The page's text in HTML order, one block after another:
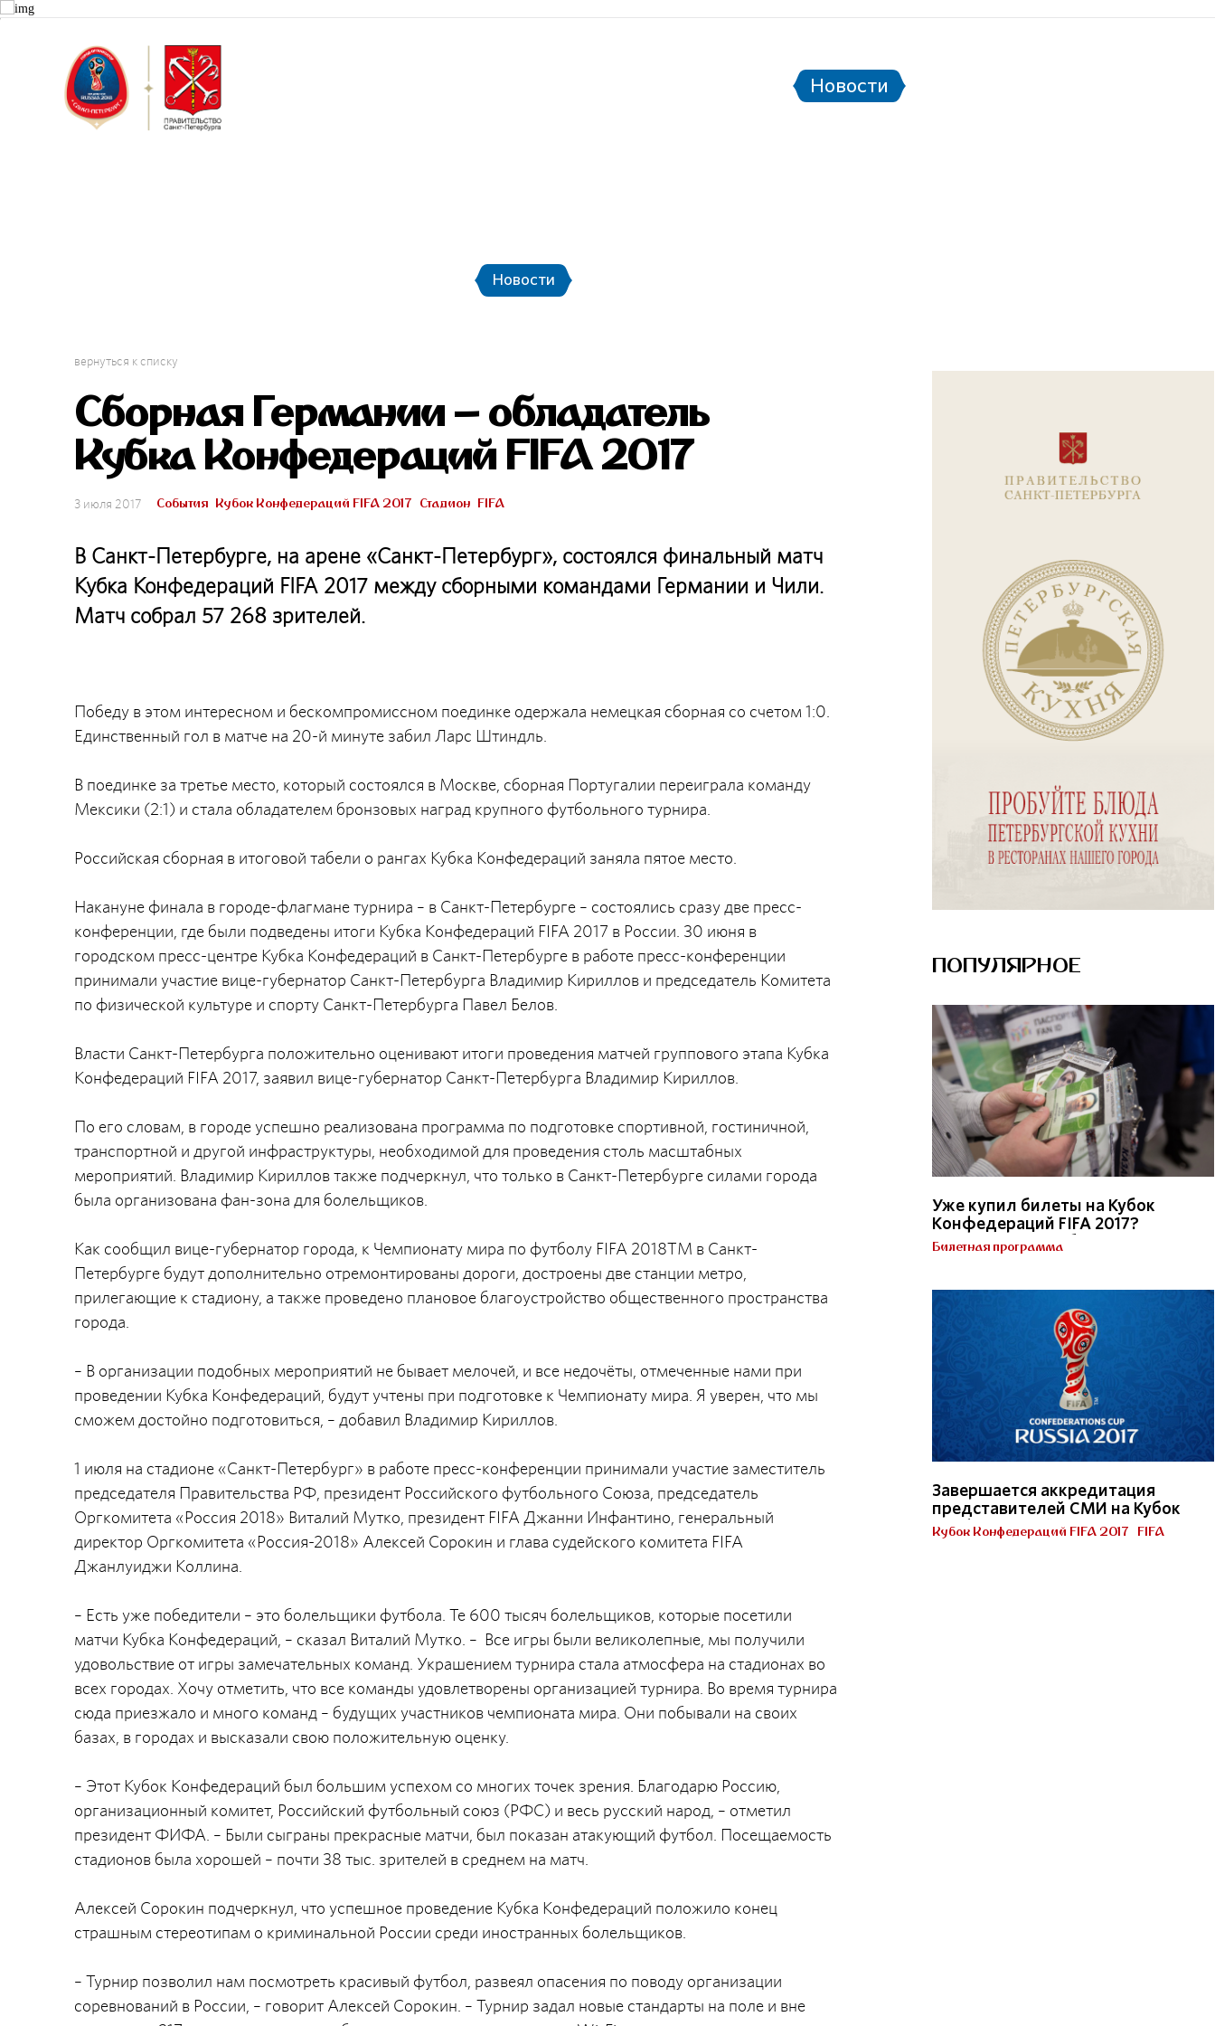
Новости
Новости
вернуться к списку
Сборная Германии – обладатель
Кубка Конфедераций FIFA 2017
3 июля 2017 События Кубок Конфедераций FIFA 2017 Стадион FIFA
В Санкт-Петербурге, на арене «Санкт-Петербург», состоялся финальный матч
Кубка Конфедераций FIFA 2017 между сборными командами Германии и Чили.
Матч собрал 57 268 зрителей.
Победу в этом интересном и бескомпромиссном поединке одержала немецкая сборная со счетом 1:0.
Единственный гол в матче на 20-й минуте забил Ларс Штиндль.
В поединке за третье место, который состоялся в Москве, сборная Португалии переиграла команду
Мексики (2:1) и стала обладателем бронзовых наград крупного футбольного турнира.
Российская сборная в итоговой табели о рангах Кубка Конфедераций заняла пятое место.
Накануне финала в городе-флагмане турнира – в Санкт-Петербурге – состоялись сразу две пресс-
конференции, где были подведены итоги Кубка Конфедераций FIFA 2017 в России. 30 июня в
городском пресс-центре Кубка Конфедераций в Санкт-Петербурге в работе пресс-конференции
принимали участие вице-губернатор Санкт-Петербурга Владимир Кириллов и председатель Комитета
по физической культуре и спорту Санкт-Петербурга Павел Белов.
Власти Санкт-Петербурга положительно оценивают итоги проведения матчей группового этапа Кубка
Конфедераций FIFA 2017, заявил вице-губернатор Санкт-Петербурга Владимир Кириллов.
По его словам, в городе успешно реализована программа по подготовке спортивной, гостиничной,
транспортной и другой инфраструктуры, необходимой для проведения столь масштабных
мероприятий. Владимир Кириллов также подчеркнул, что только в Санкт-Петербурге силами города
была организована фан-зона для болельщиков.
Как сообщил вице-губернатор города, к Чемпионату мира по футболу FIFA 2018TM в Санкт-
Петербурге будут дополнительно отремонтированы дороги, достроены две станции метро,
прилегающие к стадиону, а также проведено плановое благоустройство общественного пространства
города.
– В организации подобных мероприятий не бывает мелочей, и все недочёты, отмеченные нами при
проведении Кубка Конфедераций, будут учтены при подготовке к Чемпионату мира. Я уверен, что мы
сможем достойно подготовиться, – добавил Владимир Кириллов.
1 июля на стадионе «Санкт-Петербург» в работе пресс-конференции принимали участие заместитель
председателя Правительства РФ, президент Российского футбольного Союза, председатель
Оргкомитета «Россия 2018» Виталий Мутко, президент FIFA Джанни Инфантино, генеральный
директор Оргкомитета «Россия-2018» Алексей Сорокин и глава судейского комитета FIFA
Джанлуиджи Коллина.
– Есть уже победители – это болельщики футбола. Те 600 тысяч болельщиков, которые посетили
матчи Кубка Конфедераций, – сказал Виталий Мутко. – Все игры были великолепные, мы получили
удовольствие от игры замечательных команд. Украшением турнира стала атмосфера на стадионах во
всех городах. Хочу отметить, что все команды удовлетворены организацией турнира. Во время турнира
сюда приезжало и много команд – будущих участников чемпионата мира. Они побывали на своих
базах, в городах и высказали свою положительную оценку.
– Этот Кубок Конфедераций был большим успехом со многих точек зрения. Благодарю Россию,
организационный комитет, Российский футбольный союз (РФС) и весь русский народ, – отметил
президент ФИФА. – Были сыграны прекрасные матчи, был показан атакующий футбол. Посещаемость
стадионов была хорошей – почти 38 тыс. зрителей в среднем на матч.
Алексей Сорокин подчеркнул, что успешное проведение Кубка Конфедераций положило конец
страшным стереотипам о криминальной России среди иностранных болельщиков.
– Турнир позволил нам посмотреть красивый футбол, развеял опасения по поводу организации
соревнований в России, – говорит Алексей Сорокин. – Турнир задал новые стандарты на поле и вне
ПОПУЛЯРНОЕ
Уже купил билеты на Кубок
Конфедераций FIFA 2017?
Получи Паспорт болельщика!
Билетная программа
Завершается аккредитация
представителей СМИ на Кубок
Конфедераций FIFA 2017 в
России
Кубок Конфедераций FIFA 2017 FIFA